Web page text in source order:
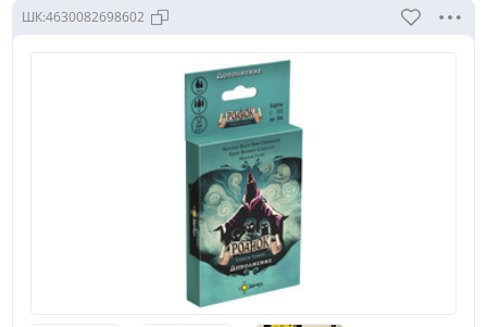
ШК:4630082698602